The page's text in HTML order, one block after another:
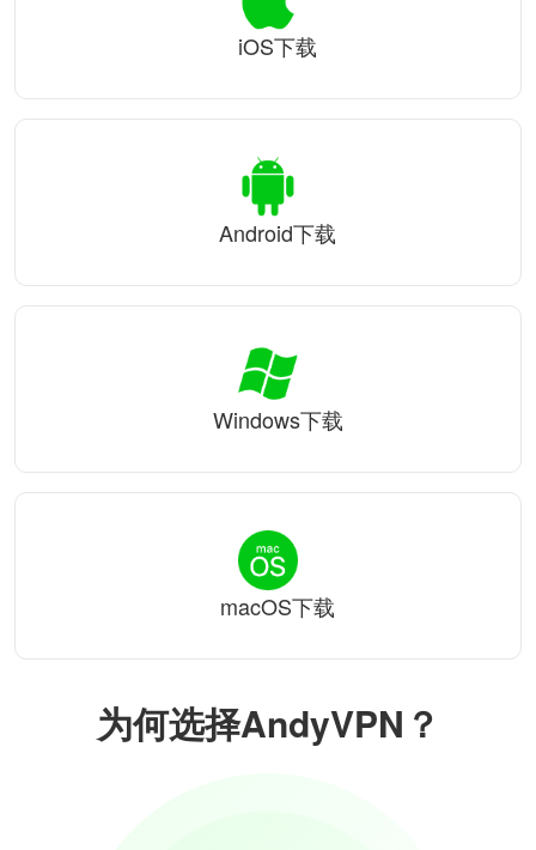
为何选择AndyVPN？
iOS下载
Android下载
Windows下载
macOS下载